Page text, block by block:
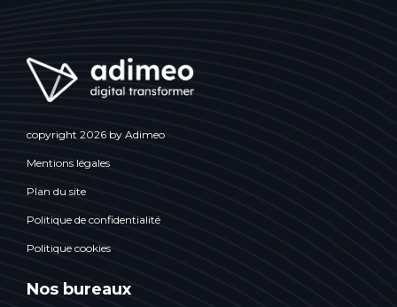
copyright 2026 by Adimeo
Mentions légales
Plan du site
Politique de confidentialité
Politique cookies
Nos bureaux